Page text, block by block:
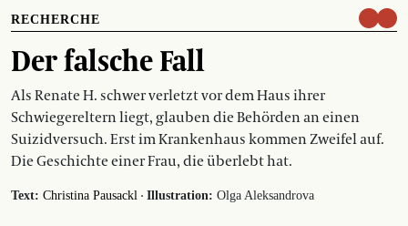
RECHERCHE
Der falsche Fall
Als Renate H. schwer verletzt vor dem Haus ihrer
Schwiegereltern liegt, glauben die Behörden an einen
Suizidversuch. Erst im Krankenhaus kommen Zweifel auf.
Die Geschichte einer Frau, die überlebt hat.
Text: Christina Pausackl · Illustration: Olga Aleksandrova